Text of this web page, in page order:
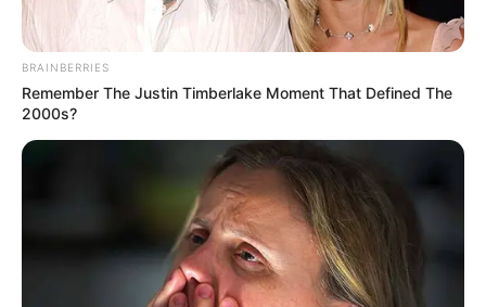
autoridades francesas, permitió poner al descubierto esta
novedosa modalidad al revisar 18 toneladas de cocosde
exportación con destino
BRAINBERRIES
Remember The Justin Timberlake Moment That Defined The
2000s?